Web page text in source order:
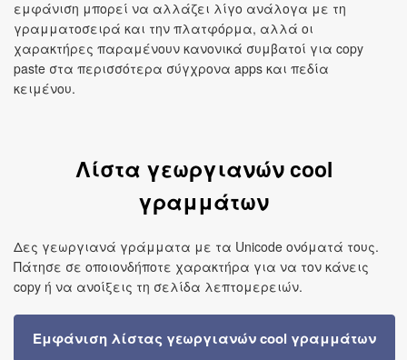
εμφάνιση μπορεί να αλλάζει λίγο ανάλογα με τη
γραμματοσειρά και την πλατφόρμα, αλλά οι
χαρακτήρες παραμένουν κανονικά συμβατοί για copy
paste στα περισσότερα σύγχρονα apps και πεδία
κειμένου.
Λίστα γεωργιανών cool
γραμμάτων
Δες γεωργιανά γράμματα με τα Unicode ονόματά τους.
Πάτησε σε οποιονδήποτε χαρακτήρα για να τον κάνεις
copy ή να ανοίξεις τη σελίδα λεπτομερειών.
Εμφάνιση λίστας γεωργιανών cool γραμμάτων